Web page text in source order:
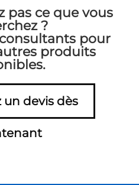
pas ce que vous
?
pour
produits
devis dès